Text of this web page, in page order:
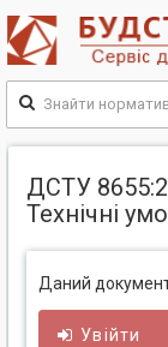
ДСТУ
Технічні
Даний
Увійти